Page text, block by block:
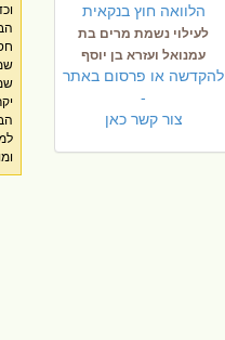
הלוואה חוץ בנקאית
לעילוי נשמת מרים בת
עמנואל ועזרא בן יוסף
להקדשה או פרסום באתר
-
צור קשר כאן